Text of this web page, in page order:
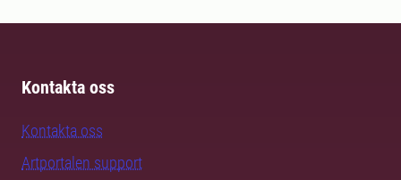
Kontakta oss
Kontakta oss
Artportalen support